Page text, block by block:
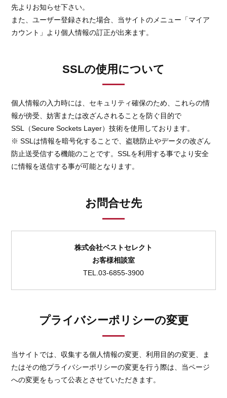
先よりお知らせ下さい。
また、ユーザー登録された場合、当サイトのメニュー「マイア
カウント」より個人情報の訂正が出来ます。
SSLの使用について
個人情報の入力時には、セキュリティ確保のため、これらの情
報が傍受、妨害または改ざんされることを防ぐ目的で
SSL（Secure Sockets Layer）技術を使用しております。
※ SSLは情報を暗号化することで、盗聴防止やデータの改ざん
防止送受信する機能のことです。SSLを利用する事でより安全
に情報を送信する事が可能となります。
お問合せ先
株式会社ベストセレクト
お客様相談室
TEL.03-6855-3900
プライバシーポリシーの変更
当サイトでは、収集する個人情報の変更、利用目的の変更、ま
たはその他プライバシーポリシーの変更を行う際は、当ページ
への変更をもって公表とさせていただきます。